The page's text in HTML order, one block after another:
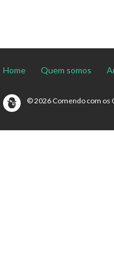
Home Quem somos
© 2026 Comendo com os